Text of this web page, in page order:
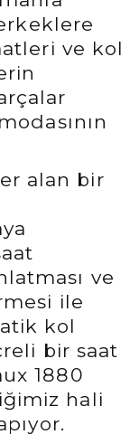
ve kol
alan bir
ve
ile
kol
bir saat
1880
hali